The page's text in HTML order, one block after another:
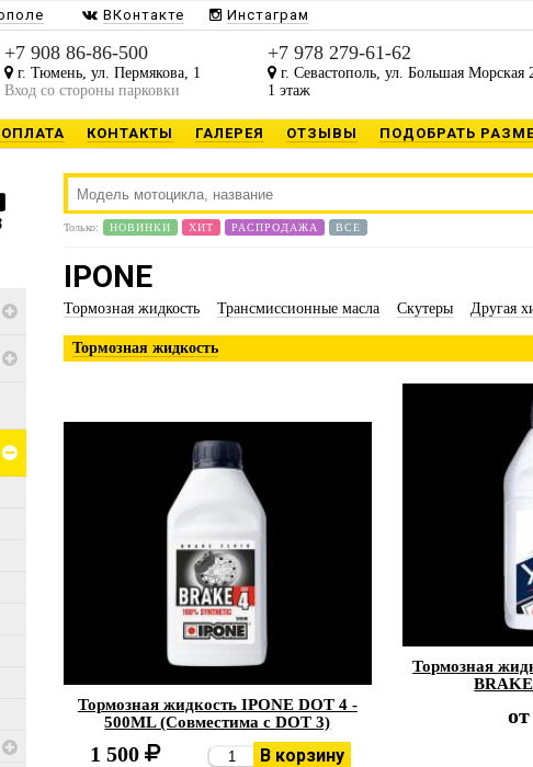
ВКонтакте Инстаграм
+7 908 86-86-500
г. Тюмень, ул. Пермякова, 1
Вход со стороны парковки
+7 978 279-61-62
г. Севастополь, ул. Большая
1 этаж
КОНТАКТЫ ГАЛЕРЕЯ ОТЗЫВЫ ПОДОБРАТЬ
Только: НОВИНКИ ХИТ РАСПРОДАЖА ВСЕ
IPONE
Тормозная жидкость Трансмиссионные масла Скутеры Другая
Тормозная жидкость
Тормозная жидкость IPONE DOT 4 -
500ML (Совместима с DOT 3)
1 500 В корзину
Тормозная
от